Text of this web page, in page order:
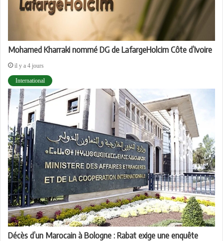
Mohamed Kharraki nommé DG de LafargeHolcim Côte d’Ivoire
il y a 4 jours
International
Décès d’un Marocain à Bologne : Rabat exige une enquête